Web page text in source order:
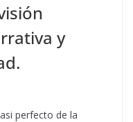
y
perfecto de la